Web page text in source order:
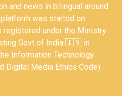
and news in bilingual around
was started on
registered under the Ministry
Govt of India 🇮🇳 in
Information Technology
Digital Media Ethics Code)